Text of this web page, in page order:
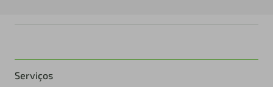
Serviços